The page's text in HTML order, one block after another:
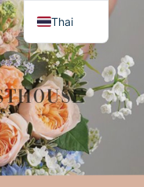
Thai
English